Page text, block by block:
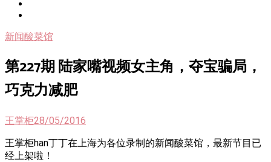
新闻酸菜馆
第227期 陆家嘴视频女主角，夺宝骗局，
巧克力减肥
王掌柜28/05/2016
王掌柜han丁丁在上海为各位录制的新闻酸菜馆，最新节目已
经上架啦！